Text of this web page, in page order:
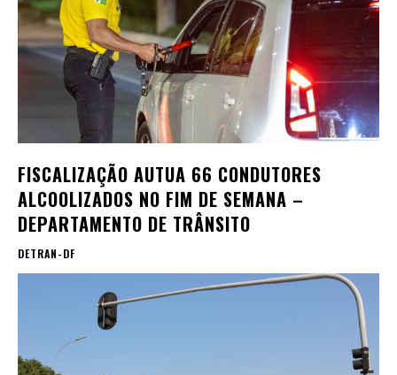
FISCALIZAÇÃO AUTUA 66 CONDUTORES
ALCOOLIZADOS NO FIM DE SEMANA –
DEPARTAMENTO DE TRÂNSITO
DETRAN-DF